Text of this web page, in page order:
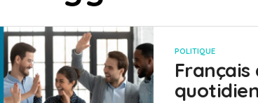
POLITIQUE
Français